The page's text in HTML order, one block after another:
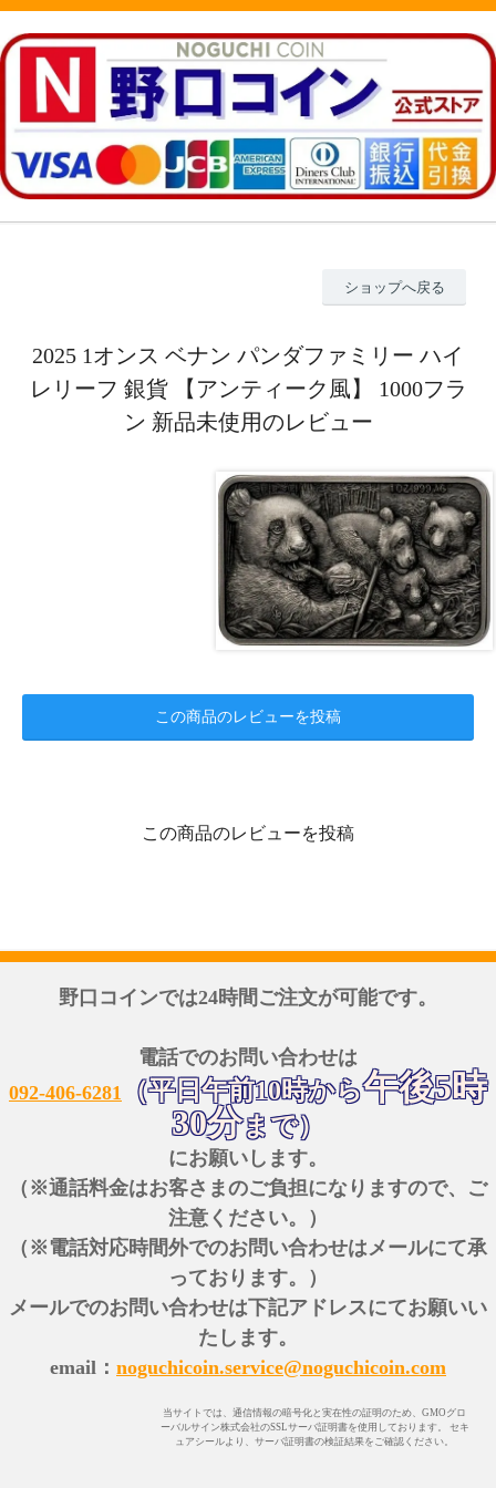
ショップへ戻る
2025 1オンス ベナン パンダファミリー ハイ
レリーフ 銀貨 【アンティーク風】 1000フラ
ン 新品未使用のレビュー
この商品のレビューを投稿
この商品のレビューを投稿
野口コインでは24時間ご注文が可能です。
電話でのお問い合わせは
092-406-6281
（平日午前10時から午後5時
30分まで）
にお願いします。
（※通話料金はお客さまのご負担になりますので、ご
注意ください。）
（※電話対応時間外でのお問い合わせはメールにて承
っております。）
メールでのお問い合わせは下記アドレスにてお願いい
たします。
email： noguchicoin.service@noguchicoin.com
当サイトでは、通信情報の暗号化と実在性の証明のため、GMOグロ
ーバルサイン株式会社のSSLサーバ証明書を使用しております。 セキ
ュアシールより、サーバ証明書の検証結果をご確認ください。